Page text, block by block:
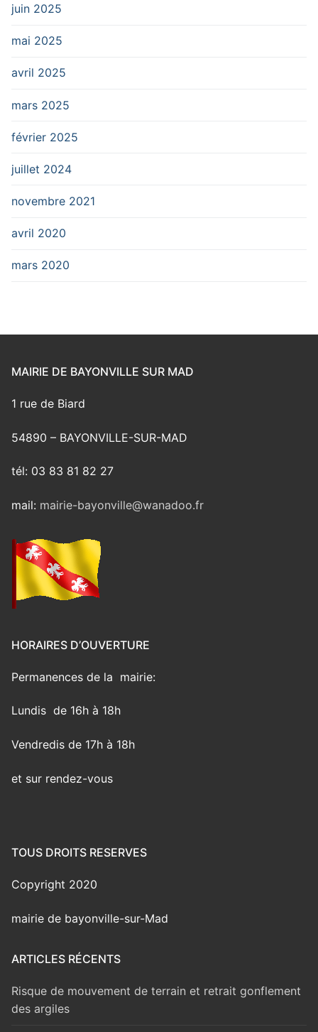
juin 2025
mai 2025
avril 2025
mars 2025
février 2025
juillet 2024
novembre 2021
avril 2020
mars 2020
MAIRIE DE BAYONVILLE SUR MAD
1 rue de Biard
54890 – BAYONVILLE-SUR-MAD
tél: 03 83 81 82 27
mail: mairie-bayonville@wanadoo.fr
HORAIRES D’OUVERTURE
Permanences de la mairie:
Lundis de 16h à 18h
Vendredis de 17h à 18h
et sur rendez-vous
TOUS DROITS RESERVES
Copyright 2020
mairie de bayonville-sur-Mad
ARTICLES RÉCENTS
Risque de mouvement de terrain et retrait gonflement
des argiles